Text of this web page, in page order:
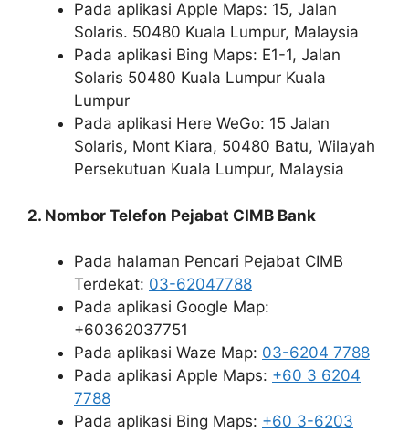
Pada aplikasi Apple Maps: 15, Jalan
Solaris. 50480 Kuala Lumpur, Malaysia
Pada aplikasi Bing Maps: E1-1, Jalan
Solaris 50480 Kuala Lumpur Kuala
Lumpur
Pada aplikasi Here WeGo: 15 Jalan
Solaris, Mont Kiara, 50480 Batu, Wilayah
Persekutuan Kuala Lumpur, Malaysia
2. Nombor Telefon Pejabat CIMB Bank
Pada halaman Pencari Pejabat CIMB
Terdekat: 03-62047788
Pada aplikasi Google Map:
+60362037751
Pada aplikasi Waze Map: 03-6204 7788
Pada aplikasi Apple Maps: +60 3 6204
7788
Pada aplikasi Bing Maps: +60 3-6203